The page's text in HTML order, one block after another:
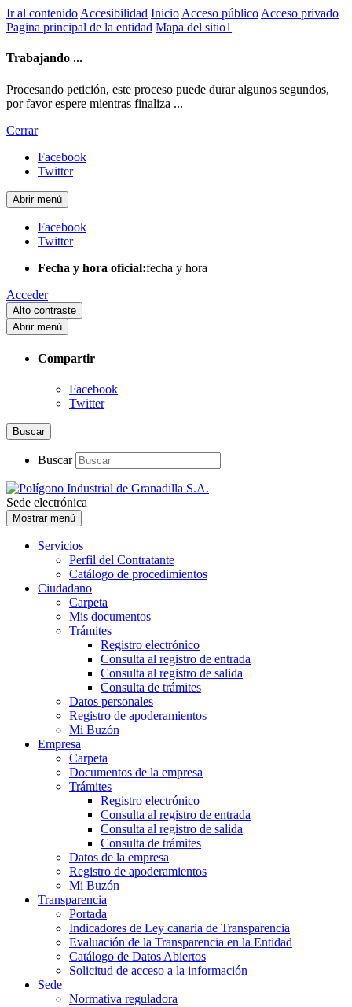
Ir al contenido Accesibilidad Inicio Acceso público Acceso privado
Pagina principal de la entidad Mapa del sitio1
Trabajando ...
Procesando petición, este proceso puede durar algunos segundos,
por favor espere mientras finaliza ...
Cerrar
Facebook
Twitter
Abrir menú
Facebook
Twitter
Fecha y hora oficial:fecha y hora
Acceder
Alto contraste
Abrir menú
Compartir
Facebook
Twitter
Buscar
Buscar
Sede electrónica
Mostrar menú
Servicios
Perfil del Contratante
Catálogo de procedimientos
Ciudadano
Carpeta
Mis documentos
Trámites
Registro electrónico
Consulta al registro de entrada
Consulta al registro de salida
Consulta de trámites
Datos personales
Registro de apoderamientos
Mi Buzón
Empresa
Carpeta
Documentos de la empresa
Trámites
Registro electrónico
Consulta al registro de entrada
Consulta al registro de salida
Consulta de trámites
Datos de la empresa
Registro de apoderamientos
Mi Buzón
Transparencia
Portada
Indicadores de Ley canaria de Transparencia
Evaluación de la Transparencia en la Entidad
Catálogo de Datos Abiertos
Solicitud de acceso a la información
Sede
Normativa reguladora